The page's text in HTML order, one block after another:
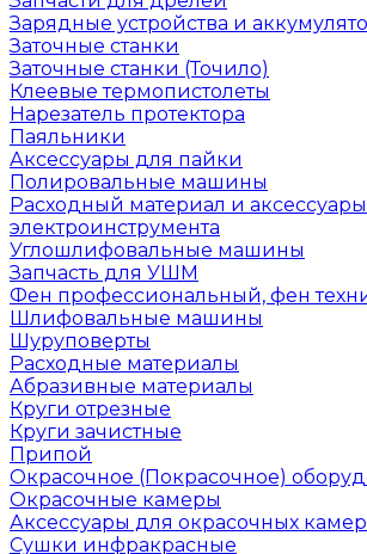
Зарядные устройства и
Заточные станки
Заточные станки (Точило)
Клеевые термопистолеты
Нарезатель протектора
Паяльники
Аксессуары для пайки
Полировальные машины
Расходный материал и
электроинструмента
Углошлифовальные машины
Запчасть для УШМ
Фен профессиональный, фен
Шлифовальные машины
Шуруповерты
Расходные материалы
Абразивные материалы
Круги отрезные
Круги зачистные
Припой
Окрасочное (Покрасочное)
Окрасочные камеры
Аксессуары для окрасочных камер
Сушки инфракрасные